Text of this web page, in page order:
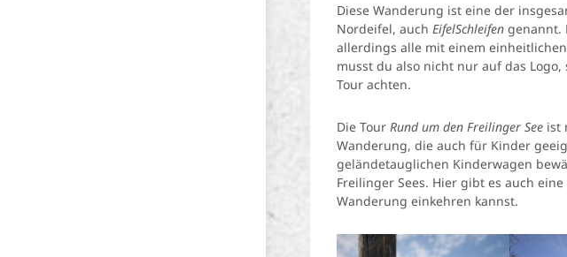
Diese Wanderung ist eine der
Nordeifel, auch EifelSchleifen genannt.
allerdings alle mit einem
musst du also nicht nur auf das
Tour achten.
Die Tour Rund um den Freilinger See ist
Wanderung, die auch für Kinder
geländetauglichen Kinderwagen
Freilinger Sees. Hier gibt es auch
Wanderung einkehren kannst.